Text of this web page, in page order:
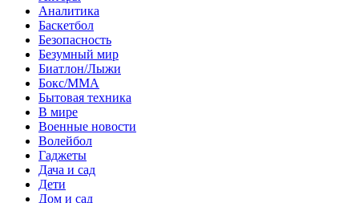
Аналитика
Баскетбол
Безопасность
Безумный мир
Биатлон/Лыжи
Бокс/MMA
Бытовая техника
В мире
Военные новости
Волейбол
Гаджеты
Дача и сад
Дети
Дом и сад